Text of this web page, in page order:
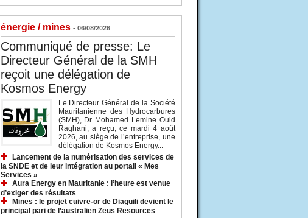
énergie / mines - 06/08/2026
Communiqué de presse: Le
Directeur Général de la SMH
reçoit une délégation de
Kosmos Energy
Le Directeur Général de la Société
Mauritanienne des Hydrocarbures
(SMH), Dr Mohamed Lemine Ould
Raghani, a reçu, ce mardi 4 août
2026, au siège de l’entreprise, une
délégation de Kosmos Energy...
Lancement de la numérisation des services de
la SNDE et de leur intégration au portail « Mes
Services »
Aura Energy en Mauritanie : l’heure est venue
d’exiger des résultats
Mines : le projet cuivre-or de Diaguili devient le
principal pari de l’australien Zeus Resources